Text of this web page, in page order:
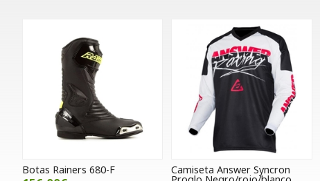
Botas Rainers 680-F Camiseta Answer Syncron